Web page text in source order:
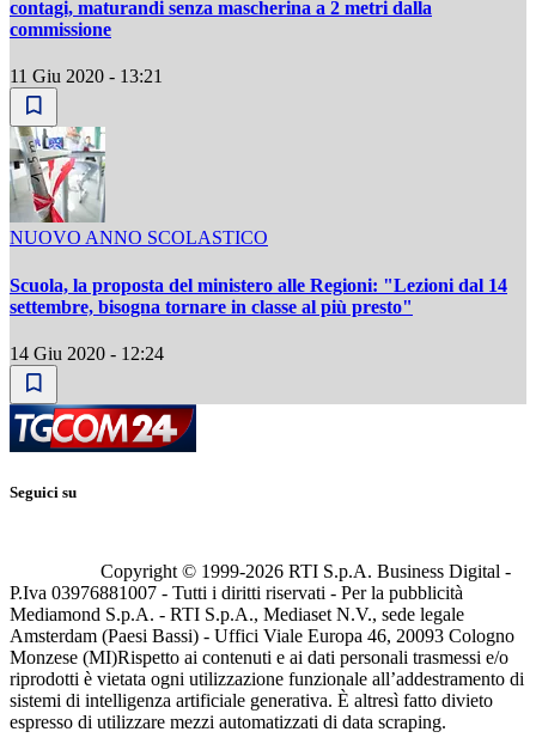
contagi, maturandi senza mascherina a 2 metri dalla
commissione
11 Giu 2020 - 13:21
NUOVO ANNO SCOLASTICO
Scuola, la proposta del ministero alle Regioni: "Lezioni dal 14
settembre, bisogna tornare in classe al più presto"
14 Giu 2020 - 12:24
Seguici su
Copyright © 1999-2026 RTI S.p.A. Business Digital -
P.Iva 03976881007 - Tutti i diritti riservati - Per la pubblicità
Mediamond S.p.A. - RTI S.p.A., Mediaset N.V., sede legale
Amsterdam (Paesi Bassi) - Uffici Viale Europa 46, 20093 Cologno
Monzese (MI)Rispetto ai contenuti e ai dati personali trasmessi e/o
riprodotti è vietata ogni utilizzazione funzionale all’addestramento di
sistemi di intelligenza artificiale generativa. È altresì fatto divieto
espresso di utilizzare mezzi automatizzati di data scraping.